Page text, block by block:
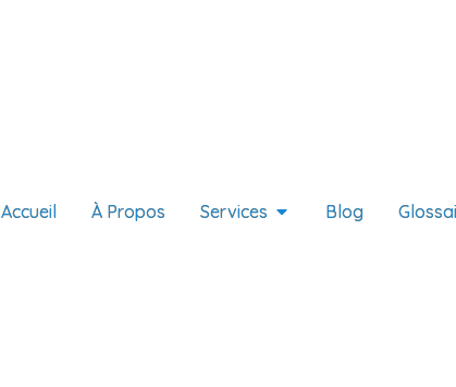
Accueil À Propos Services Blog